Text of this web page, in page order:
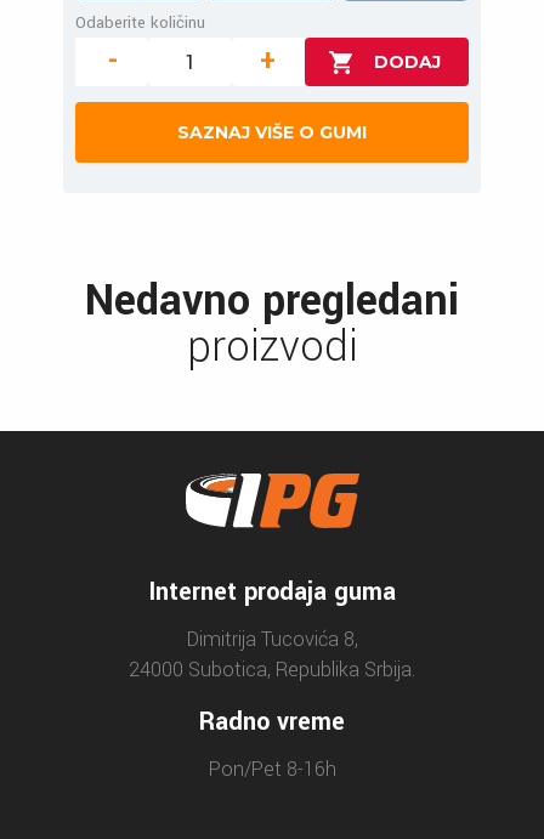
Odaberite količinu
- +
SAZNAJ VIŠE O GUMI
Nedavno pregledani
proizvodi
Internet prodaja guma
Dimitrija Tucovića 8,
24000 Subotica, Republika Srbija.
Radno vreme
Pon/Pet 8-16h